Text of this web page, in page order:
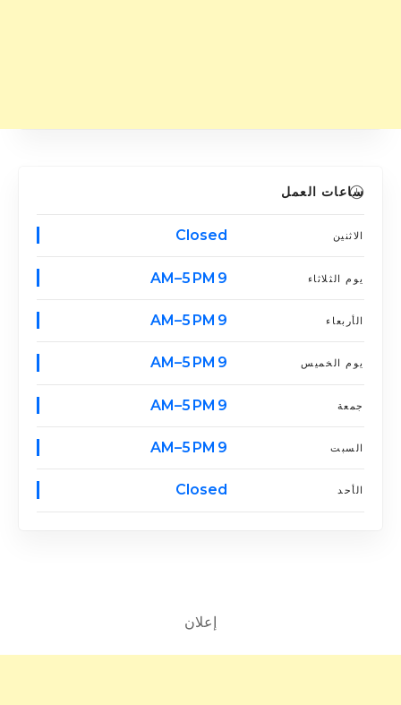
ساعات العمل
الاثنين Closed
يوم الثلاثاء 9 AM–5 PM
الأربعاء 9 AM–5 PM
يوم الخميس 9 AM–5 PM
جمعة 9 AM–5 PM
السبت 9 AM–5 PM
الأحد Closed
إعلان